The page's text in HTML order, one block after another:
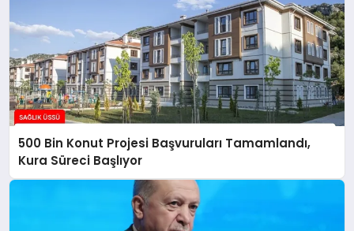
500 Bin Konut Projesi Başvuruları Tamamlandı,
Kura Süreci Başlıyor